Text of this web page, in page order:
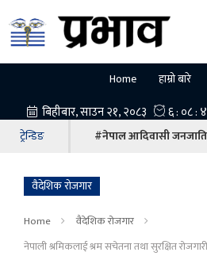
Home हाम्रो बारे
ट्रेन्डिङ #नेपाल आदिवासी
वैदेशिक रोजगार
Home
वैदेशिक रोजगार
नेपाली श्रमिकलाई श्रम सचेतना तथा सुरक्षित